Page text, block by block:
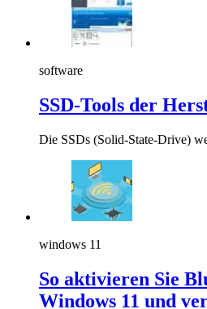
software
SSD-Tools der
Die SSDs (Solid-State-Drive)
windows 11
So aktivieren Sie
Windows 11 und